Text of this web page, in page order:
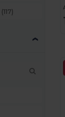
(117)